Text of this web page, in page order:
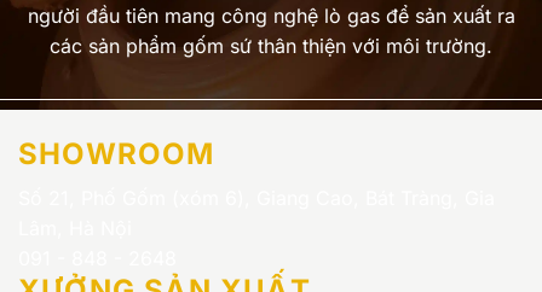
người đầu tiên mang công nghệ lò gas để sản xuất ra
các sản phẩm gốm sứ thân thiện với môi trường.
SHOWROOM